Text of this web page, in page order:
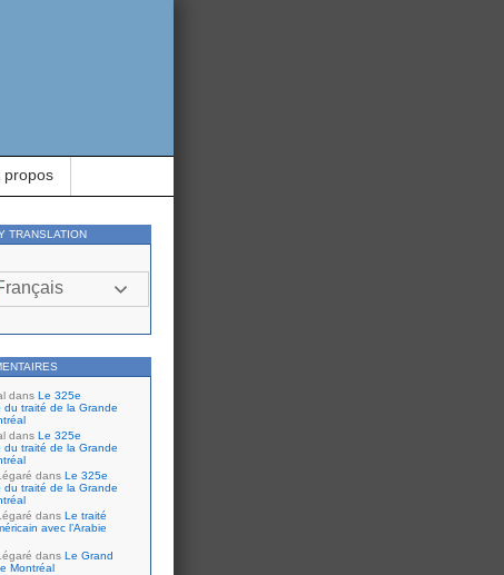
propos
TRANSLATION
dans Le 325e
du traité de la Grande
dans Le 325e
du traité de la Grande
dans Le 325e
du traité de la Grande
dans Le traité
avec l’Arabie
dans Le Grand
Montréal